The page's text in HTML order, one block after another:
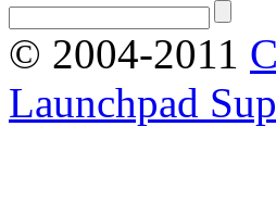
© 2004-2011
Launchpad